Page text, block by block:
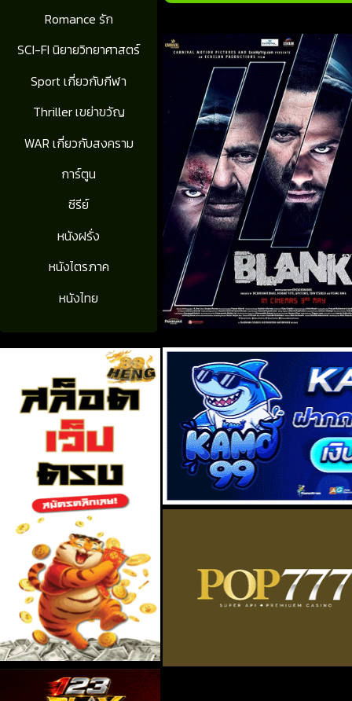
Romance รัก
SCI-FI นิยายวิทยาศาสตร์
Sport เกี่ยวกับกีฬา
Thriller เขย่าขวัญ
WAR เกี่ยวกับสงคราม
การ์ตูน
ซีรีย์
หนังฝรั่ง
หนังไตรภาค
หนังไทย